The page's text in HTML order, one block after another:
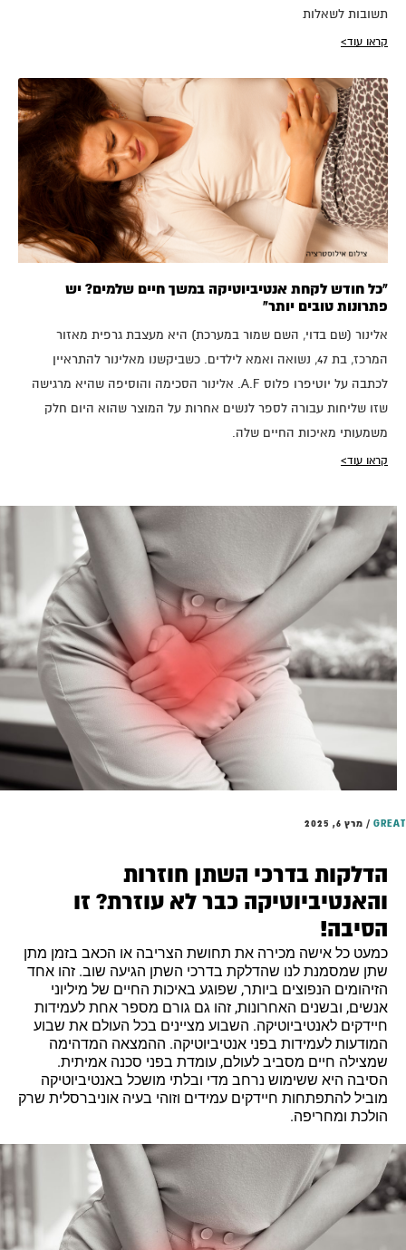
תשובות לשאלות
קראו עוד>
"כל חודש לקחת אנטיביוטיקה במשך חיים שלמים? יש
פתרונות טובים יותר"
אלינור (שם בדוי, השם שמור במערכת) היא מעצבת גרפית מאזור
המרכז, בת 47, נשואה ואמא לילדים. כשביקשנו מאלינור להתראיין
לכתבה על יוטיפרו פלוס A.F. אלינור הסכימה והוסיפה שהיא מרגישה
שזו שליחות עבורה לספר לנשים אחרות על המוצר שהוא היום חלק
משמעותי מאיכות החיים שלה.
קראו עוד>
/ מרץ 6, 2025
הדלקות בדרכי השתן חוזרות
והאנטיביוטיקה כבר לא עוזרת? זו
הסיבה!
כמעט כל אישה מכירה את תחושת הצריבה או הכאב בזמן מתן
שתן שמסמנת לנו שהדלקת בדרכי השתן הגיעה שוב. זהו אחד
הזיהומים הנפוצים ביותר, שפוגע באיכות החיים של מיליוני
אנשים, ובשנים האחרונות, זהו גם גורם מספר אחת לעמידות
חיידקים לאנטיביוטיקה. השבוע מציינים בכל העולם את שבוע
המודעות לעמידות בפני אנטיביוטיקה. ההמצאה המדהימה
שמצילה חיים מסביב לעולם, עומדת בפני סכנה אמיתית.
הסיבה היא ששימוש נרחב מדי ובלתי מושכל באנטיביוטיקה
מוביל להתפתחות חיידקים עמידים וזוהי בעיה אוניברסלית שרק
הולכת ומחריפה.